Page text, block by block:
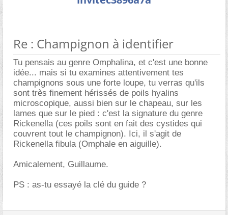
Re : Champignon à identifier
Tu pensais au genre Omphalina, et c'est une bonne
idée... mais si tu examines attentivement tes
champignons sous une forte loupe, tu verras qu'ils
sont très finement hérissés de poils hyalins
microscopique, aussi bien sur le chapeau, sur les
lames que sur le pied : c'est la signature du genre
Rickenella (ces poils sont en fait des cystides qui
couvrent tout le champignon). Ici, il s'agit de
Rickenella fibula (Omphale en aiguille).
Amicalement, Guillaume.
PS : as-tu essayé la clé du guide ?